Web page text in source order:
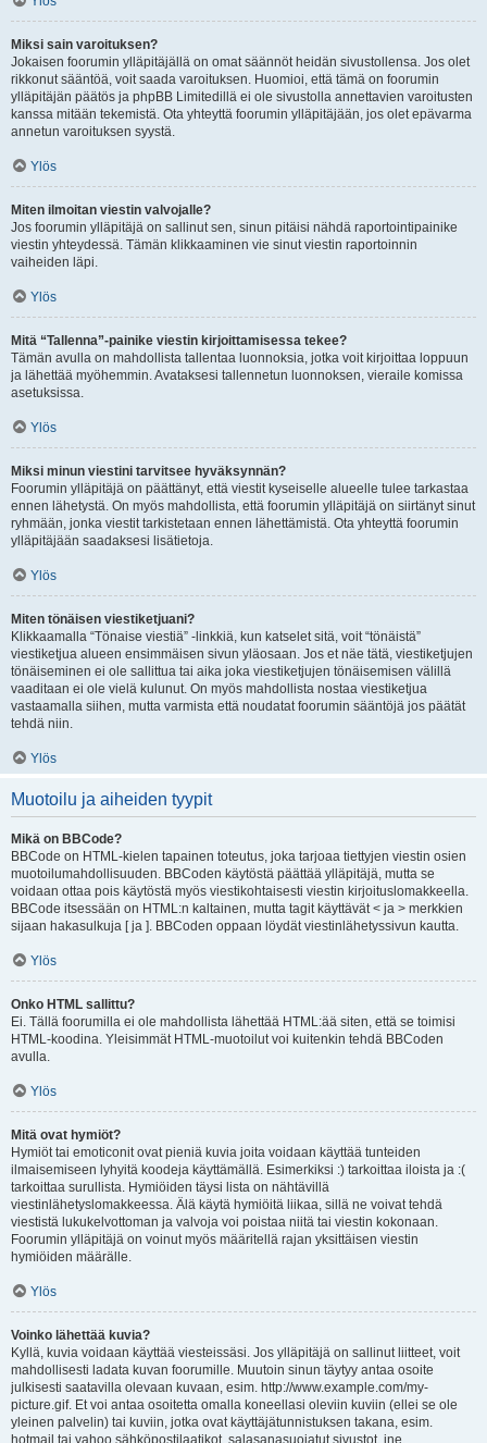
Miksi sain varoituksen?
Jokaisen foorumin ylläpitäjällä on omat säännöt heidän sivustollensa. Jos olet
rikkonut sääntöä, voit saada varoituksen. Huomioi, että tämä on foorumin
ylläpitäjän päätös ja phpBB Limitedillä ei ole sivustolla annettavien varoitusten
kanssa mitään tekemistä. Ota yhteyttä foorumin ylläpitäjään, jos olet epävarma
annetun varoituksen syystä.
Ylös
Miten ilmoitan viestin valvojalle?
Jos foorumin ylläpitäjä on sallinut sen, sinun pitäisi nähdä raportointipainike
viestin yhteydessä. Tämän klikkaaminen vie sinut viestin raportoinnin
vaiheiden läpi.
Ylös
Mitä “Tallenna”-painike viestin kirjoittamisessa tekee?
Tämän avulla on mahdollista tallentaa luonnoksia, jotka voit kirjoittaa loppuun
ja lähettää myöhemmin. Avataksesi tallennetun luonnoksen, vieraile komissa
asetuksissa.
Ylös
Miksi minun viestini tarvitsee hyväksynnän?
Foorumin ylläpitäjä on päättänyt, että viestit kyseiselle alueelle tulee tarkastaa
ennen lähetystä. On myös mahdollista, että foorumin ylläpitäjä on siirtänyt sinut
ryhmään, jonka viestit tarkistetaan ennen lähettämistä. Ota yhteyttä foorumin
ylläpitäjään saadaksesi lisätietoja.
Ylös
Miten tönäisen viestiketjuani?
Klikkaamalla “Tönaise viestiä” -linkkiä, kun katselet sitä, voit “tönäistä”
viestiketjua alueen ensimmäisen sivun yläosaan. Jos et näe tätä, viestiketjujen
tönäiseminen ei ole sallittua tai aika joka viestiketjujen tönäisemisen välillä
vaaditaan ei ole vielä kulunut. On myös mahdollista nostaa viestiketjua
vastaamalla siihen, mutta varmista että noudatat foorumin sääntöjä jos päätät
tehdä niin.
Ylös
Muotoilu ja aiheiden tyypit
Mikä on BBCode?
BBCode on HTML-kielen tapainen toteutus, joka tarjoaa tiettyjen viestin osien
muotoilumahdollisuuden. BBCoden käytöstä päättää ylläpitäjä, mutta se
voidaan ottaa pois käytöstä myös viestikohtaisesti viestin kirjoituslomakkeella.
BBCode itsessään on HTML:n kaltainen, mutta tagit käyttävät < ja > merkkien
sijaan hakasulkuja [ ja ]. BBCoden oppaan löydät viestinlähetyssivun kautta.
Ylös
Onko HTML sallittu?
Ei. Tällä foorumilla ei ole mahdollista lähettää HTML:ää siten, että se toimisi
HTML-koodina. Yleisimmät HTML-muotoilut voi kuitenkin tehdä BBCoden
avulla.
Ylös
Mitä ovat hymiöt?
Hymiöt tai emoticonit ovat pieniä kuvia joita voidaan käyttää tunteiden
ilmaisemiseen lyhyitä koodeja käyttämällä. Esimerkiksi :) tarkoittaa iloista ja :(
tarkoittaa surullista. Hymiöiden täysi lista on nähtävillä
viestinlähetyslomakkeessa. Älä käytä hymiöitä liikaa, sillä ne voivat tehdä
viestistä lukukelvottoman ja valvoja voi poistaa niitä tai viestin kokonaan.
Foorumin ylläpitäjä on voinut myös määritellä rajan yksittäisen viestin
hymiöiden määrälle.
Ylös
Voinko lähettää kuvia?
Kyllä, kuvia voidaan käyttää viesteissäsi. Jos ylläpitäjä on sallinut liitteet, voit
mahdollisesti ladata kuvan foorumille. Muutoin sinun täytyy antaa osoite
julkisesti saatavilla olevaan kuvaan, esim. http://www.example.com/my-
picture.gif. Et voi antaa osoitetta omalla koneellasi oleviin kuviin (ellei se ole
yleinen palvelin) tai kuviin, jotka ovat käyttäjätunnistuksen takana, esim.
hotmail tai yahoo sähköpostilaatikot, salasanasuojatut sivustot, jne.